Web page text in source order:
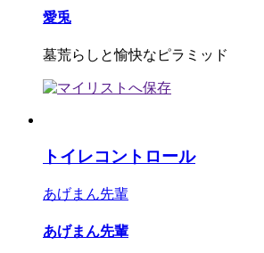
愛兎
墓荒らしと愉快なピラミッド
トイレコントロール
あげまん先輩
あげまん先輩